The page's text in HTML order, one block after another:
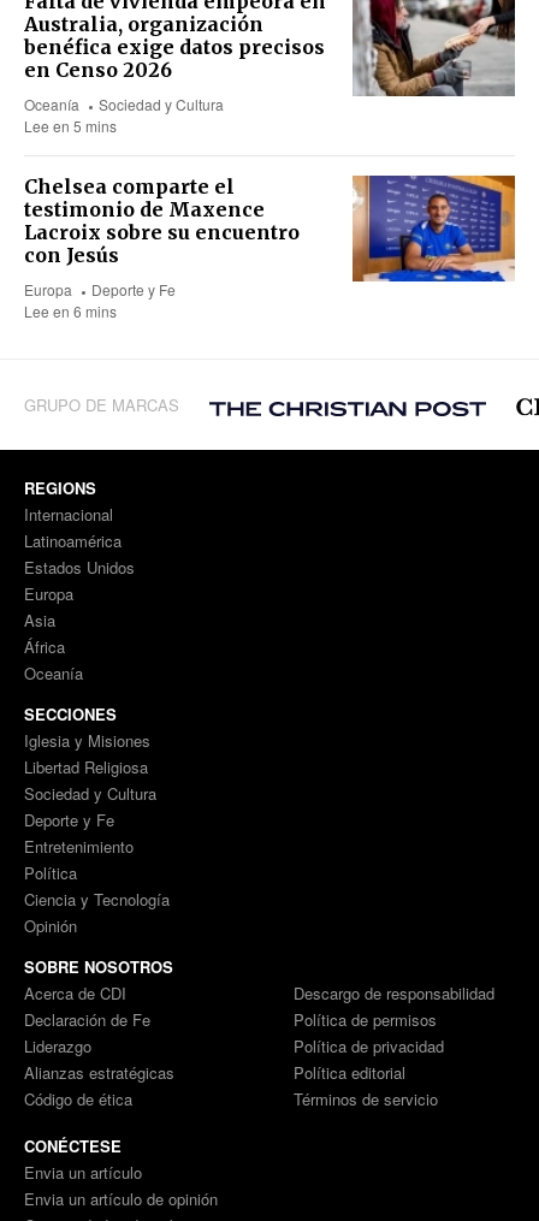
Australia, organización
benéfica exige datos precisos
en Censo 2026
Oceanía
Sociedad y Cultura
Lee en 5 mins
Chelsea comparte el
testimonio de Maxence
Lacroix sobre su encuentro
con Jesús
Europa
Deporte y Fe
Lee en 6 mins
GRUPO DE MARCAS
REGIONS
Internacional
Latinoamérica
Estados Unidos
Europa
Asia
África
Oceanía
SECCIONES
Iglesia y Misiones
Libertad Religiosa
Sociedad y Cultura
Deporte y Fe
Entretenimiento
Política
Ciencia y Tecnología
Opinión
SOBRE NOSOTROS
Acerca de CDI
Declaración de Fe
Liderazgo
Alianzas estratégicas
Código de ética
Descargo de responsabilidad
Política de permisos
Política de privacidad
Política editorial
Términos de servicio
CONÉCTESE
Envia un artículo
Envia un artículo de opinión